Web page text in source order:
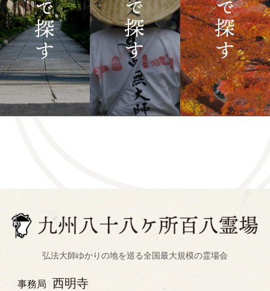
弘法大師ゆかりの地を巡る全国最大規模の霊場会
事務局 西明寺